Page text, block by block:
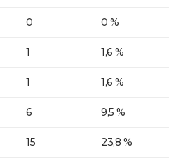
0 0 %
1 1,6 %
1 1,6 %
6 9,5 %
15 23,8 %